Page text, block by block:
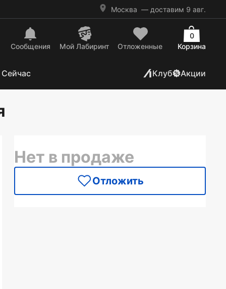
Москва — доставим 9 авг.
Сообщения Mой Лабиринт Отложенные Корзина
0
Клуб Акции
Нет в продаже
Отложить